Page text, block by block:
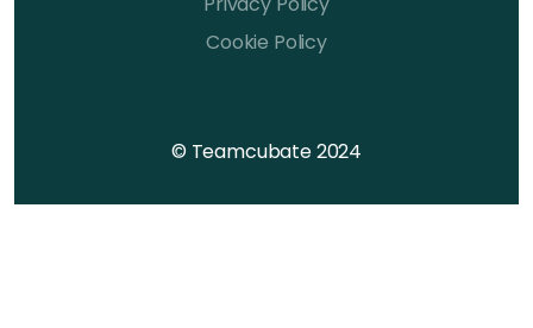
© Teamcubate 2024
Cookie Policy